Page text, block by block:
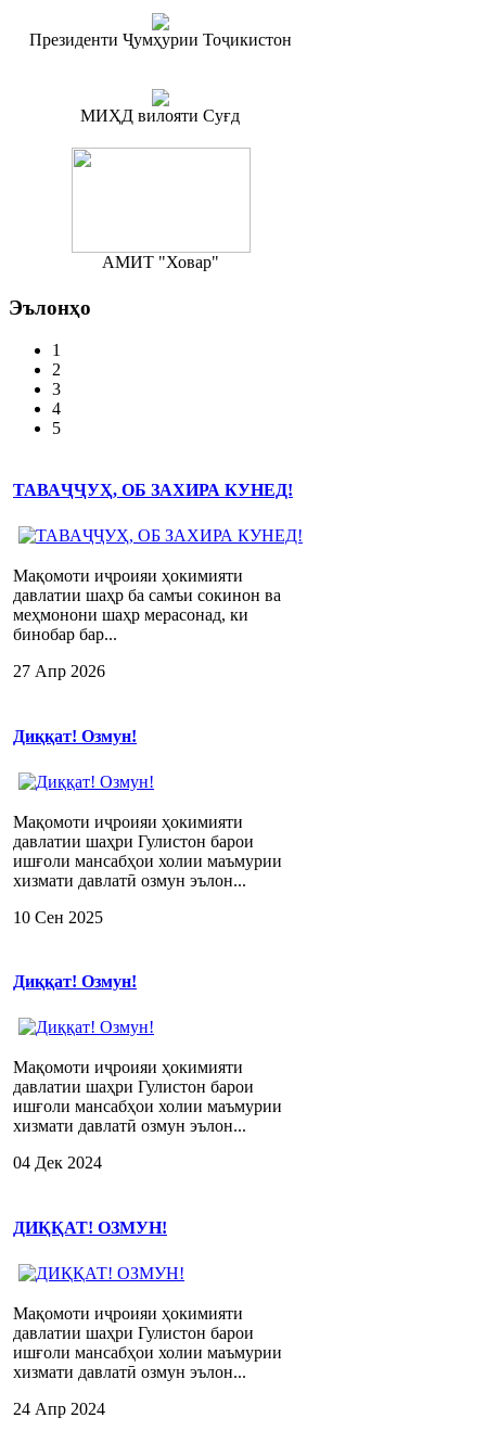
Президенти Ҷумҳурии Тоҷикистон
МИҲД вилояти Суғд
АМИТ "Ховар"
Эълонҳо
1
2
3
4
5
ТАВАҶҶУҲ, ОБ ЗАХИРА КУНЕД!
Мақомоти иҷроияи ҳокимияти
давлатии шаҳр ба самъи сокинон ва
меҳмонони шаҳр мерасонад, ки
бинобар бар...
27 Апр 2026
Диққат! Озмун!
Мақомоти иҷроияи ҳокимияти
давлатии шаҳри Гулистон барои
ишғоли мансабҳои холии маъмурии
хизмати давлатӣ озмун эълон...
10 Сен 2025
Диққат! Озмун!
Мақомоти иҷроияи ҳокимияти
давлатии шаҳри Гулистон барои
ишғоли мансабҳои холии маъмурии
хизмати давлатӣ озмун эълон...
04 Дек 2024
ДИҚҚАТ! ОЗМУН!
Мақомоти иҷроияи ҳокимияти
давлатии шаҳри Гулистон барои
ишғоли мансабҳои холии маъмурии
хизмати давлатӣ озмун эълон...
24 Апр 2024